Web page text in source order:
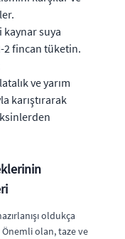
suya
2 fincan tüketin.
ve yarım
karıştırarak
oldukça
olan, taze ve